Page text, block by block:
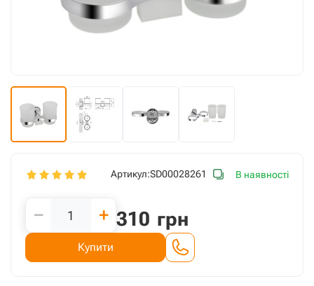
Артикул:SD00028261 В наявності
− + 310 грн
Купити